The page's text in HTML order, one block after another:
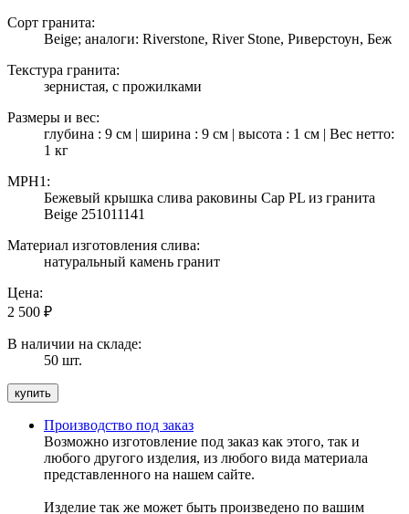
Сорт гранита:
Beige; аналоги: Riverstone, River Stone, Риверстоун, Беж
Текстура гранита:
зернистая, с прожилками
Размеры и вес:
глубина : 9 см | ширина : 9 см | высота : 1 см | Вес нетто:
1 кг
MPH1:
Бежевый крышка слива раковины Cap PL из гранита
Beige 251011141
Материал изготовления слива:
натуральный камень гранит
Цена:
2 500 ₽
В наличии на складе:
50 шт.
Производство под заказ
Возможно изготовление под заказ как этого, так и
любого другого изделия, из любого вида материала
представленного на нашем сайте.
Изделие так же может быть произведено по вашим